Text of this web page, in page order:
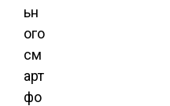
ьн
ого
см
арт
фо